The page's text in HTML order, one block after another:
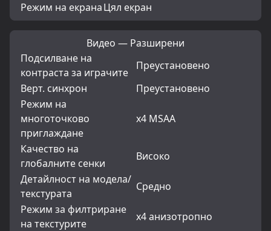
Режим на екранаЦял екран
Видео — Разширени
Подсилване на
контраста за играчите
Преустановено
Верт. синхрон
Преустановено
Режим на
многоточково
приглаждане
x4 MSAA
Качество на
глобалните сенки
Високо
Детайлност на модела/
текстурата
Средно
Режим за филтриране
на текстурите
x4 анизотропно